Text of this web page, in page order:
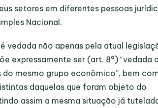
setores em diferentes pessoas
Nacional.
vedada não apenas pela atual
expressamente ser (art. 8°) “vedada a
mesmo grupo econômico”, bem
daquelas que foram objeto do
assim a mesma situação já